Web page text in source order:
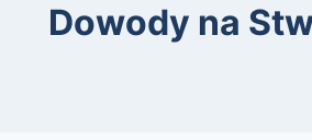
Dowody na